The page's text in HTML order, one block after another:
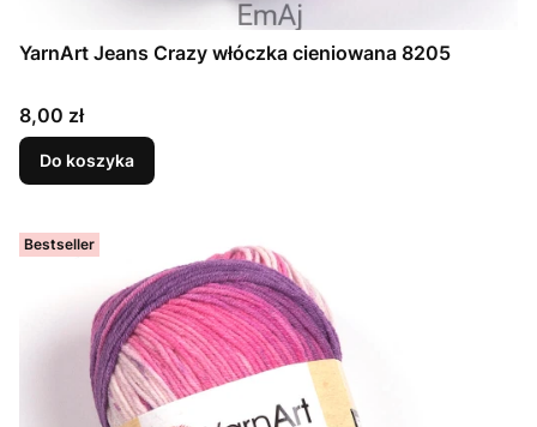
YarnArt Jeans Crazy włóczka cieniowana 8205
Cena
8,00 zł
Do koszyka
Bestseller